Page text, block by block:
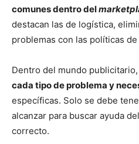
comunes dentro del
destacan las de logística,
problemas con las políticas de
Dentro del mundo publicitario,
cada tipo de problema y
específicas. Solo se debe
alcanzar para buscar ayuda
correcto.